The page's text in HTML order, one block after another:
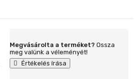
Megvásárolta a terméket? Ossza
meg valünk a véleményét!
Értékelés írása